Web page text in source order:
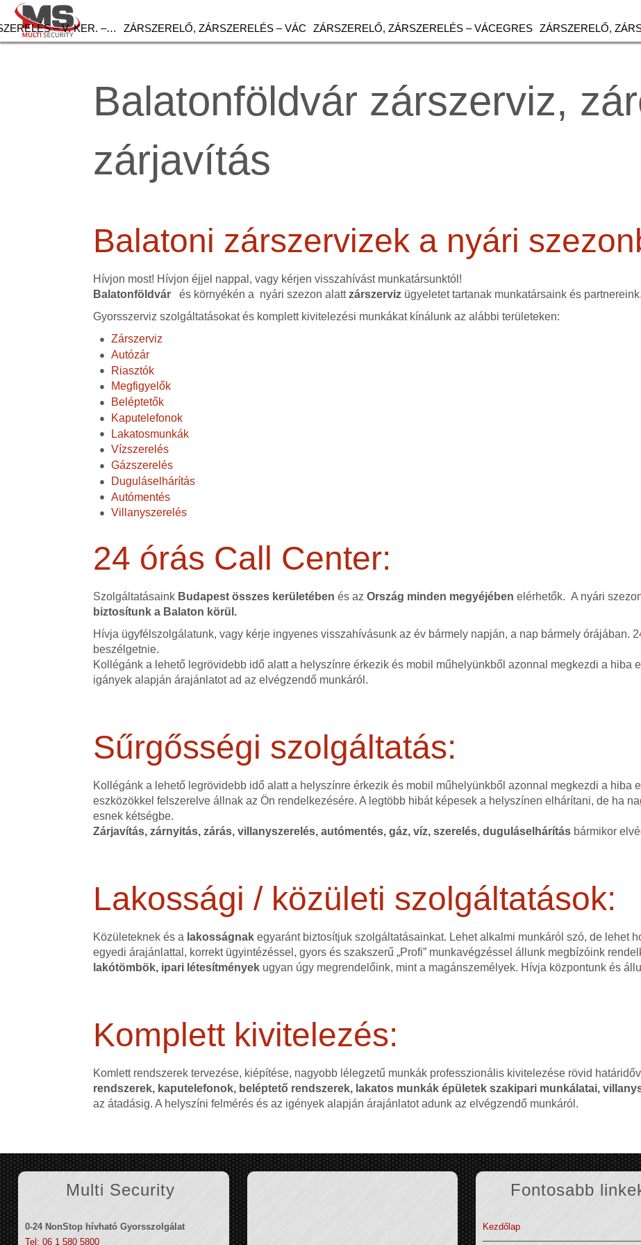
– V. KER. –… ZÁRSZERELŐ, ZÁRSZERELÉS – VÁC ZÁRSZERELŐ, ZÁRSZERELÉS – VÁCEGRES ZÁRSZERELŐ,
Balatonföldvár zárszerviz,
zárjavítás
Balatoni zárszervizek a nyári
Hívjon most! Hívjon éjjel nappal, vagy kérjen visszahívást munkatársunktól!
Balatonföldvárés környékén a nyári szezon alattzárszerviz ügyeletet tartanak munkatársaink és partnereink.
Gyorsszerviz szolgáltatásokat és komplett kivitelezési munkákat kínálunk az alábbi területeken:
Zárszerviz
Autózár
Riasztók
Megfigyelők
Beléptetők
Kaputelefonok
Lakatosmunkák
Vízszerelés
Gázszerelés
Duguláselhárítás
Autómentés
Villanyszerelés
24 órás Call Center:
Szolgáltatásaink Budapest összes kerületében és azOrszág minden megyéjében elérhetők. A nyári
biztosítunk a Balaton körül.
Hívja ügyfélszolgálatunk, vagy kérje ingyenes visszahívásunk az év bármely napján, a nap bármely órájában.
beszélgetnie.
Kollégánk a lehető legrövidebb idő alatt a helyszínre érkezik és mobil műhelyünkből azonnal megkezdi a hiba
igányek alapján árajánlatot ad az elvégzendő munkáról.
Sűrgősségi szolgáltatás:
Kollégánk a lehető legrövidebb idő alatt a helyszínre érkezik és mobil műhelyünkből azonnal megkezdi a hiba
eszközökkel felszerelve állnak az Ön rendelkezésére. A legtöbb hibát képesek a helyszínen elhárítani, de ha
esnek kétségbe.
Zárjavítás, zárnyitás, zárás, villanyszerelés, autómentés, gáz, víz, szerelés, duguláselhárítás bármikor
Lakossági / közületi szolgáltatások:
Közületeknek és a lakosságnak egyaránt biztosítjuk szolgáltatásainkat. Lehet alkalmi munkáról szó, de lehet
egyedi árajánlattal, korrekt ügyintézéssel, gyors és szakszerű „Profi” munkavégzéssel állunk megbízóink
lakótömbök, ipari létesítmények ugyan úgy megrendelőink, mint a magánszemélyek. Hívja központunk és
Komplett kivitelezés:
Komlett rendszerek tervezése, kiépítése, nagyobb lélegzetű munkák professzionális kivitelezése rövid
rendszerek, kaputelefonok, beléptető rendszerek, lakatos munkák épületek szakipari munkálatai,
az átadásig. A helyszíni felmérés és az igények alapján árajánlatot adunk az elvégzendő munkáról.
Multi Security
0-24 NonStop hívható Gyorsszolgálat
Tel: 06 1 580 5800
Fontosabb
Kezdőlap